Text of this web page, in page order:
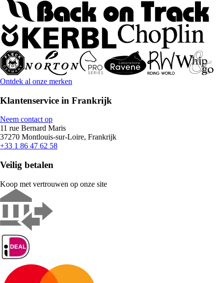
Ontdek al onze merken
Klantenservice in Frankrijk
Neem contact op
11 rue Bernard Maris
37270 Montlouis-sur-Loire, Frankrijk
+33 1 86 47 62 58
Veilig betalen
Koop met vertrouwen op onze site